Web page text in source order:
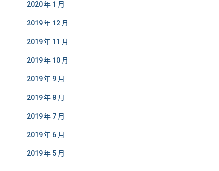
2020 年 1 月
2019 年 12 月
2019 年 11 月
2019 年 10 月
2019 年 9 月
2019 年 8 月
2019 年 7 月
2019 年 6 月
2019 年 5 月